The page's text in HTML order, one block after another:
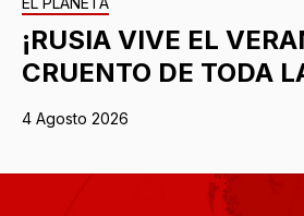
¡RUSIA VIVE EL
CRUENTO DE TODA
4 Agosto 2026